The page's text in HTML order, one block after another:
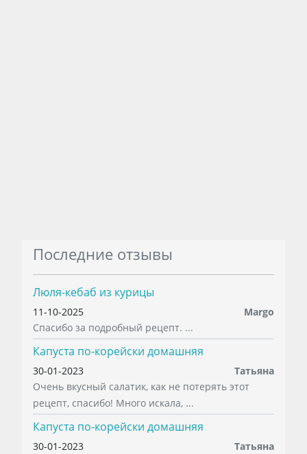
Последние отзывы
Люля-кебаб из курицы
11-10-2025
Margo
Спасибо за подробный рецепт. ...
Капуста по-корейски домашняя
30-01-2023
Татьяна
Очень вкусный салатик, как не потерять этот
рецепт, спасибо! Много искала, ...
Капуста по-корейски домашняя
30-01-2023
Татьяна